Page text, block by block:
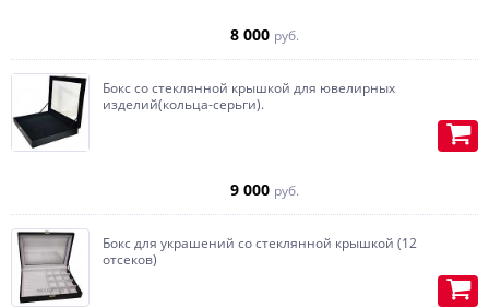
8 000 руб.
Бокс со стеклянной крышкой для ювелирных
изделий(кольца-серьги).
9 000 руб.
Бокс для украшений со стеклянной крышкой (12
отсеков)